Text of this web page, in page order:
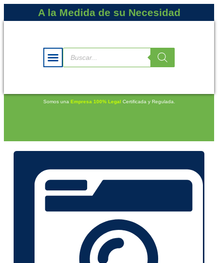
A la Medida de su Necesidad
Somos una Empresa 100% Legal Certificada y Regulada.